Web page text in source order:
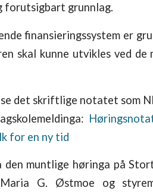
forutsigbart grunnlag.
finansieringssystem er
skal kunne utvikles ved de
det skriftlige notatet som
for en ny tid
muntlige høringa på
G. Østmoe og